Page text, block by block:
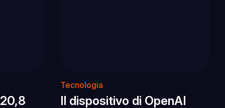
Tecnologia
Il dispositivo di OpenAI